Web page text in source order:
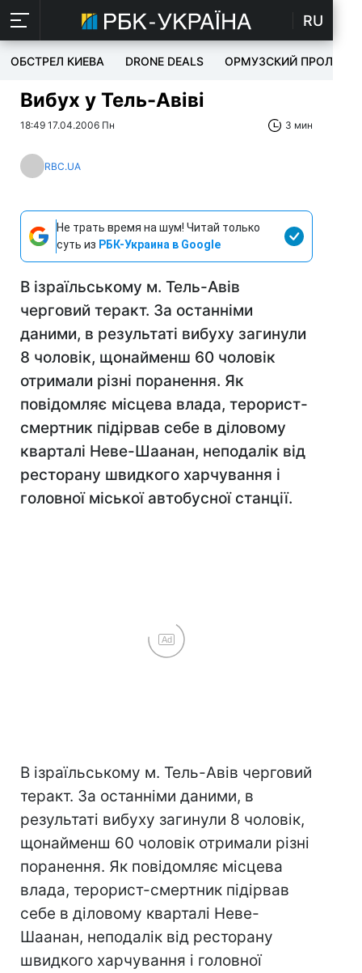
RU
ОБСТРЕЛ КИЕВА DRONE DEALS ОРМУЗСКИЙ ПРОЛИВ
Вибух у Тель-Авіві
18:49 17.04.2006 Пн 3 мин
RBC.UA
Не трать время на шум! Читай только
суть из РБК-Украина в Google
В ізраїльському м. Тель-Авів
черговий теракт. За останніми
даними, в результаті вибуху загинули
8 чоловік, щонайменш 60 чоловік
отримали різні поранення. Як
повідомляє місцева влада, терорист-
смертник підірвав себе в діловому
кварталі Неве-Шаанан, неподалік від
ресторану швидкого харчування і
головної міської автобусної станції.
Ad
В ізраїльському м. Тель-Авів черговий
теракт. За останніми даними, в
результаті вибуху загинули 8 чоловік,
щонайменш 60 чоловік отримали різні
поранення. Як повідомляє місцева
влада, терорист-смертник підірвав
себе в діловому кварталі Неве-
Шаанан, неподалік від ресторану
швидкого харчування і головної